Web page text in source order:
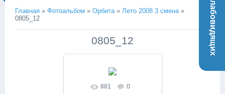
Главная » Фотоальбом » Орбита » Лето 2008 3 смена »
0805_12
0805_12
881 0